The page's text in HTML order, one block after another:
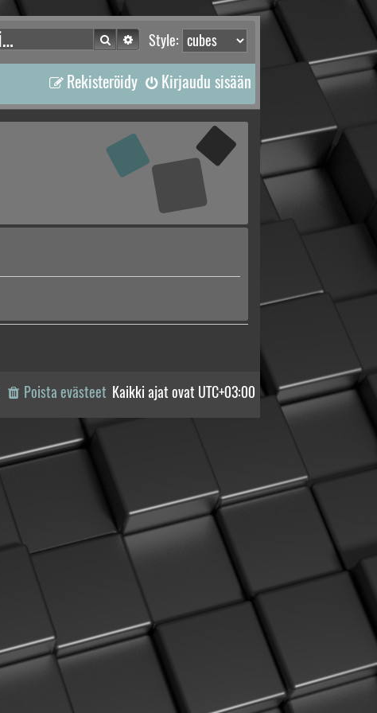
Style:
Etsi Tarkennettu haku
Kirjaudu sisään
Rekisteröidy
Kaikki ajat ovat UTC+03:00
Poista evästeet